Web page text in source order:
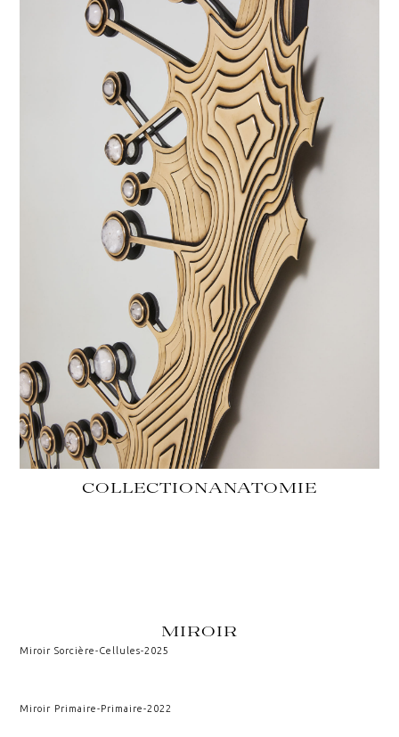
COLLECTIONANATOMIE
MIROIR
Miroir Sorcière-Cellules-2025
Miroir Primaire-Primaire-2022